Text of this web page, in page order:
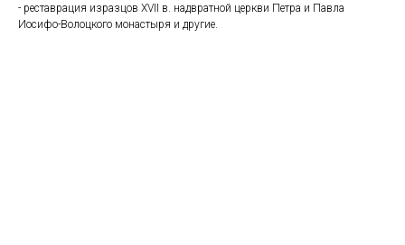
- реставрация изразцов XVII в. надвратной церкви Петра и Павла
Иосифо-Волоцкого монастыря и другие.